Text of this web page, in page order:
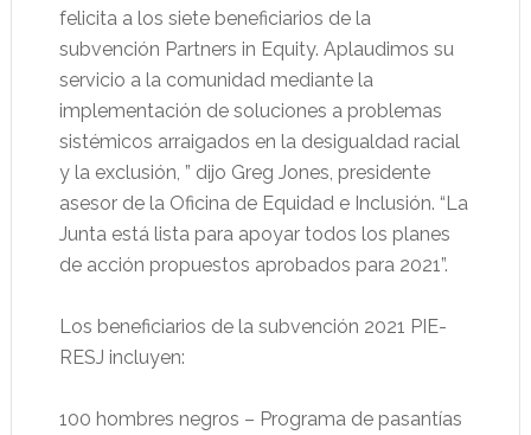
felicita a los siete beneficiarios de la
subvención Partners in Equity. Aplaudimos su
servicio a la comunidad mediante la
implementación de soluciones a problemas
sistémicos arraigados en la desigualdad racial
y la exclusión, ” dijo Greg Jones, presidente
asesor de la Oficina de Equidad e Inclusión. “La
Junta está lista para apoyar todos los planes
de acción propuestos aprobados para 2021”.
Los beneficiarios de la subvención 2021 PIE-
RESJ incluyen:
100 hombres negros – Programa de pasantías